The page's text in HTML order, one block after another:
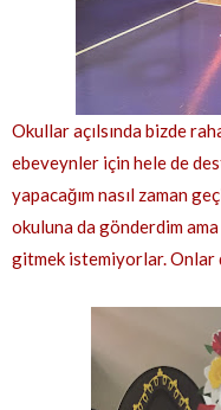
Okullar açılsında bizde
ebeveynler için hele de
yapacağım nasıl zaman
okuluna da gönderdim ama
gitmek istemiyorlar. Onlar